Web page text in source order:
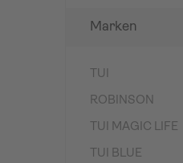
Marken
TUI
ROBINSON
TUI MAGIC LIFE
TUI BLUE